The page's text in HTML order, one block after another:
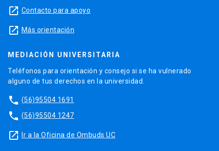
launch Contacto para apoyo
launch Más orientación
MEDIACIÓN UNIVERSITARIA
Teléfonos para orientación y consejo si se ha vulnerado
alguno de tus derechos en la universidad.
phone (56)95504 1691
phone (56)95504 1247
launch Ir a la Oficina de Ombuds UC